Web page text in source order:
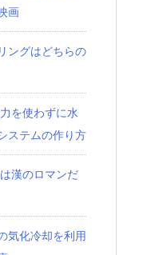
画
ングはどちらの
を使わずに水
ステムの作り方
漢のロマンだ
気化冷却を利用